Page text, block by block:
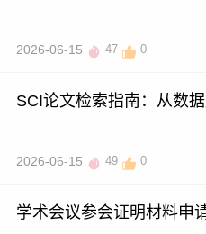
2026-06-15 47 0
SCI论文检索指南：从数
2026-06-15 49 0
学术会议参会证明材料申